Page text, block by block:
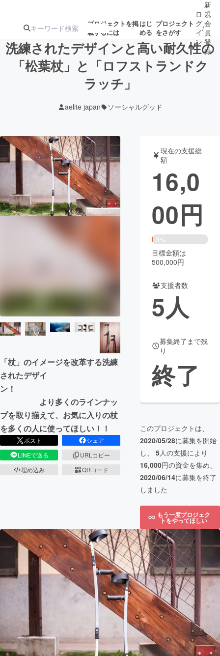
プロジェクトを掲
載するには
はじ
める
プロジェクト
をさがす
注目の新着プロ募集終了が近いプ
テクノロジー・ガジェット
映像・映画 書籍・雑誌
ビジネス・起業 チャレンジ
まちづくり・地域活性化
CAMPFIRE for Social Good
CAMPFIRE Creation
CAMPFIREふるさと納税
コミュニティ
ロ
グ
イ
ン
/
新
規
会
員
登
録
洗練されたデザインと高い耐久性の
「松葉杖」と「ロフストランドク
ラッチ」
aelite japan ソーシャルグッド
「杖」のイメージを改革する洗練
されたデザイ
ン！
より多くのラインナッ
プを取り揃えて、お気に入りの杖
を多くの人に使ってほしい！！
ポスト
シェア
LINEで送る
URLコピー
埋め込み
QRコード
現在の支援総
額
16,0
00円
3%
目標金額は
500,000円
支援者数
5人
募集終了まで残
り
終了
このプロジェクトは、
2020/05/28に募集を開始
し、 5人の支援により
16,000円の資金を集め、
2020/06/14に募集を終了
しました
もう一度プロジェク
トをやってほしい